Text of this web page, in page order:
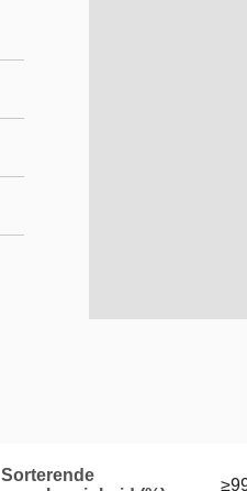
Sorterende